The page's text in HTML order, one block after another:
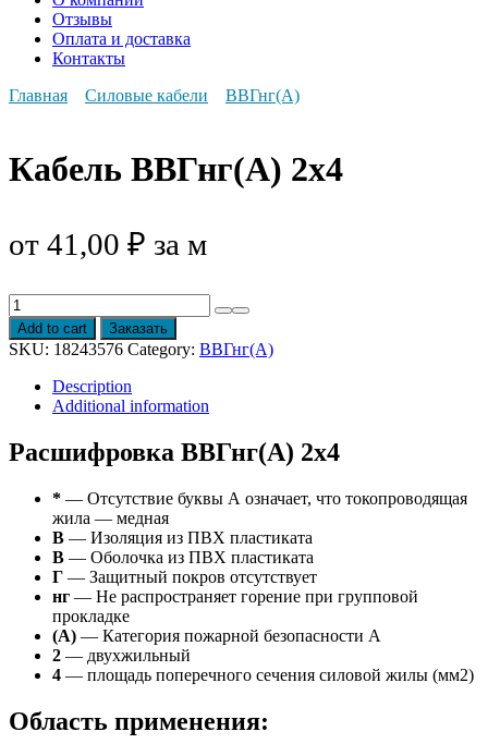
Отзывы
Оплата и доставка
Контакты
Главная
Силовые кабели ВВГнг(А)
Кабель ВВГнг(А) 2х4
от 41,00 ₽ за м
Кабель
ВВГнг(А)
2х4
quantity
Add to cart Заказать
SKU: 18243576 Category: ВВГнг(А)
Description
Additional information
Расшифровка ВВГнг(А) 2х4
* — Отсутствие буквы А означает, что токопроводящая
жила — медная
В — Изоляция из ПВХ пластиката
В — Оболочка из ПВХ пластиката
Г — Защитный покров отсутствует
нг — Не распространяет горение при групповой
прокладке
(А) — Категория пожарной безопасности A
2 — двухжильный
4 — площадь поперечного сечения силовой жилы (мм2)
Область применения: